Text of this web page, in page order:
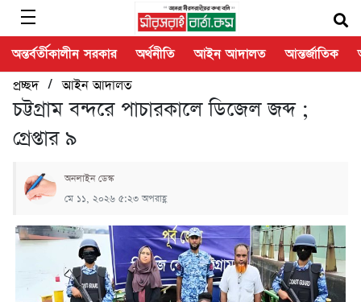
অন্তর্বর্তীকালীন সরকার অর্থনীতি আইন আদালত আন্তর্জাতিক
প্রচ্ছদ/আইন আদালত
চট্টগ্রাম বন্দরে পাচারকালে ডিজেল জব্দ ;
গ্রেপ্তার ৯
অনলাইন ডেস্ক
মে ১১, ২০২৬ ৫:২৩ অপরাহ্ণ